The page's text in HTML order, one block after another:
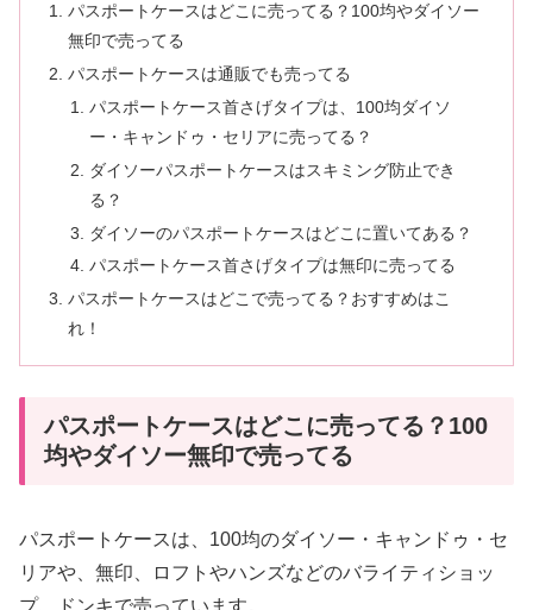
パスポートケースはどこに売ってる？100均やダイソー
無印で売ってる
パスポートケースは通販でも売ってる
パスポートケース首さげタイプは、100均ダイソ
ー・キャンドゥ・セリアに売ってる？
ダイソーパスポートケースはスキミング防止でき
る？
ダイソーのパスポートケースはどこに置いてある？
パスポートケース首さげタイプは無印に売ってる
パスポートケースはどこで売ってる？おすすめはこ
れ！
パスポートケースはどこに売ってる？100
均やダイソー無印で売ってる
パスポートケースは、100均のダイソー・キャンドゥ・セ
リアや、無印、ロフトやハンズなどのバライティショッ
プ、ドンキで売っています。